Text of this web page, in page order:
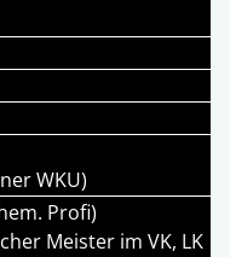
WKU)
Profi)
Meister im VK, LK